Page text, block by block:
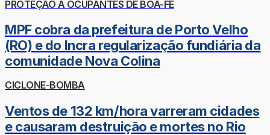
PROTEÇÃO A OCUPANTES DE BOA-FÉ
MPF cobra da prefeitura de Porto Velho
(RO) e do Incra regularização fundiária da
comunidade Nova Colina
CICLONE-BOMBA
Ventos de 132 km/hora varreram cidades
e causaram destruição e mortes no Rio